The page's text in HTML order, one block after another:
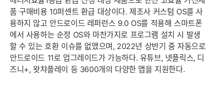
품 구매비용 10퍼센트 환급 대상이다. 제조사 커스텀 OS를 사
용하지 않고 안드로이드 레퍼런스 9.0 OS를 적용해 스마트폰
에서 사용하는 순정 OS와 마찬가지로 프로그램 설치 시 발생
할 수 있는 호환 이슈를 없앴으며, 2022년 상반기 중 자동으로
안드로이드 11로 업그레이드가 가능하다. 유튜브, 넷플릭스, 디
즈니+, 왓챠플레이 등 3600개의 다양한 앱을 지원한다.